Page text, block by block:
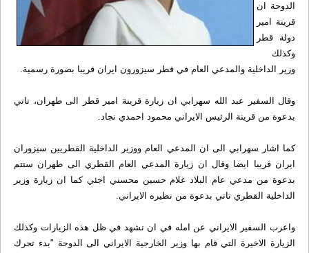
الدوحة ان
قرينة امير
دولة قطر
وكذلك
وزير الداخلية والمدعي العام في قطر سيزورون ايران قريبا بصورة رسمية.
وقال السفير عبد الله سهرابي ان زيارة قرينة امير قطر الى طهران، تاتي
بدعوة من قرينة الرئيس الايراني محمود احمدي نجاد.
كما اشار سهرابي الى ان المدعي العام ووزير الداخلية القطريين سيزوران
ايران قريبا ايضا وقال ان زيارة المدعي العام القطري الى طهران ستتم
بدعوة من مدعي عام البلاد غلام حسين محسني اجئي كما ان زيارة وزير
الداخلية القطري تاتي بدعوة من نظيره الايراني.
واعرب السفير الايراني عن امله في ان نشهد في ظل هذه الزيارات وكذلك
الزيارة الاخيرة التي قام بها وزير الخارجية الايراني الى الدوحة "بدء تحرك